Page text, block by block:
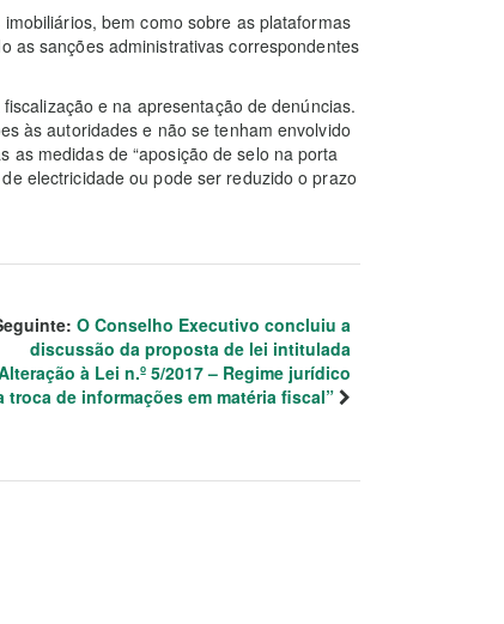
bem como sobre as plataformas
as sanções administrativas correspondentes
e na apresentação de denúncias.
às autoridades e não se tenham envolvido
as medidas de “aposição de selo na porta
electricidade ou pode ser reduzido o prazo
O Conselho Executivo concluiu a
discussão da proposta de lei intitulada
à Lei n.º 5/2017 – Regime jurídico
troca de informações em matéria fiscal”